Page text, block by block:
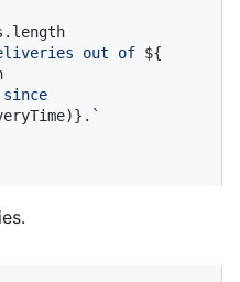
out of ${
.`